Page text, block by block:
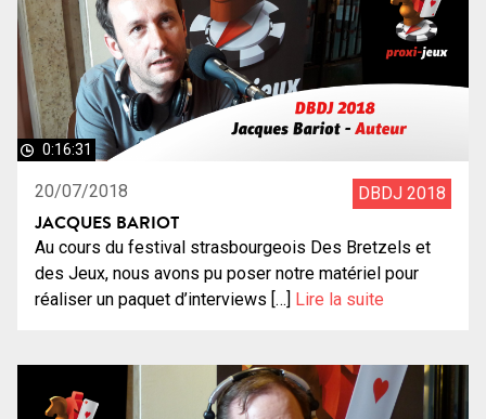
0:16:31
20/07/2018 DBDJ 2018
JACQUES BARIOT
Au cours du festival strasbourgeois Des Bretzels et
des Jeux, nous avons pu poser notre matériel pour
réaliser un paquet d’interviews […] Lire la suite